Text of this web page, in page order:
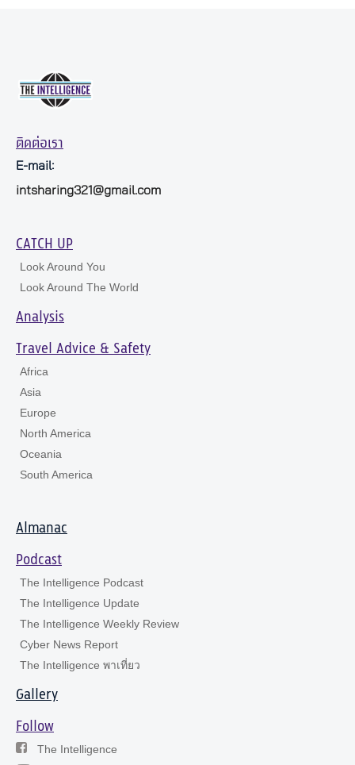
ติดต่อเรา
E-mail:
intsharing321@gmail.com
CATCH UP
Look Around You
Look Around The World
Analysis
Travel Advice & Safety
Africa
Asia
Europe
North America
Oceania
South America
Almanac
Podcast
The Intelligence Podcast
The Intelligence Update
The Intelligence Weekly Review
Cyber News Report
The Intelligence พาเที่ยว
Gallery
Follow
The Intelligence